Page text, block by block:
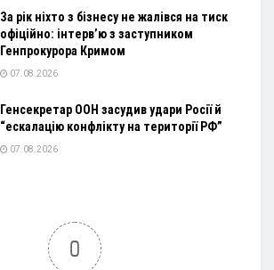
За рік ніхто з бізнесу не жалівся на тиск
офіційно: інтерв’ю з заступником
Генпрокурора Кримом
07.08.2026
Генсекретар ООН засудив удари Росії й
“ескалацію конфлікту на території РФ”
07.08.2026
0